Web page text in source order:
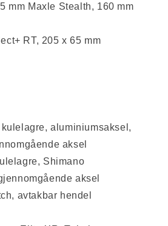
mm Maxle Stealth, 160 mm
RT, 205 x 65 mm
aluminiumsaksel,
aksel
Shimano
aksel
avtakbar hendel